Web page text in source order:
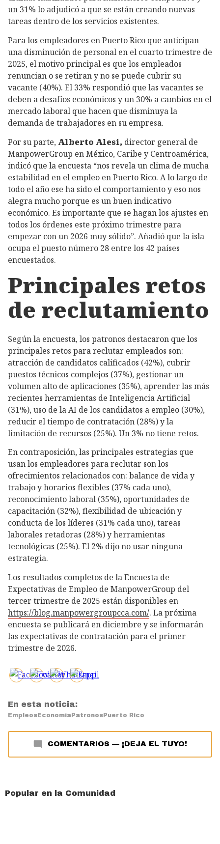
un 31% lo adjudicó a que se están creando nuevas
tareas dentro de los servicios existentes.
Para los empleadores en Puerto Rico que anticipan
una disminución de personal en el cuarto trimestre de
2025, el motivo principal es que los empleados
renuncian o se retiran y no se puede cubrir su
vacante (40%). El 33% respondió que las vacantes se
deben a desafíos económicos y un 30% a cambios en el
mercado laboral que hacen que disminuya la
demanda de trabajadores en su empresa.
Por su parte, Alberto Alesi, director general de
ManpowerGroup en México, Caribe y Centroamérica,
indicó que la encuesta “nos revela un clima de mucha
estabilidad en el empleo en Puerto Rico. A lo largo de
todo el año ese ha sido el comportamiento y eso nos
alegra mucho porque es un buen indicativo
económico. Es importante que se hagan los ajustes en
todos los órdenes este próximo trimestre para
empezar con un 2026 muy sólido”. Añadió que la isla
ocupa el puesto número 28 entre los 42 países
encuestados.
Principales retos
de reclutamiento
Según la encuesta,los patronos destacaron que los
principales retos para reclutar empleados son:
atracción de candidatos calificados (42%), cubrir
puestos técnicos complejos (37%), gestionar un
volumen alto de aplicaciones (35%), aprender las más
recientes herramientas de Inteligencia Artificial
(31%), uso de la AI de los candidatos a empleo (30%),
reducir el tiempo de contratación (28%) y la
limitación de recursos (25%). Un 3% no tiene retos.
En contraposición, las principales estrategias que
usan los empleadores para reclutar son los
ofrecimientos relacionados con: balance de vida y
trabajo y horarios flexibles (37% cada uno),
reconocimiento laboral (35%), oportunidades de
capacitación (32%), flexibilidad de ubicación y
conducta de los líderes (31% cada uno), tareas
laborales retadoras (28%) y herramientas
tecnológicas (25%). El 2% dijo no usar ninguna
estrategia.
Los resultados completos de la Encuesta de
Expectativas de Empleo de ManpowerGroup del
tercer trimestre de 2025 están disponibles en
https://blog.manpowergroupcca.com/. La próxima
encuesta se publicará en diciembre y se informarán
las expectativas de contratación para el primer
trimestre de 2026.
En esta noticia:
Empleos Economía Patronos Puerto Rico
COMENTARIOS — ¡DEJA EL TUYO!
Popular en la Comunidad